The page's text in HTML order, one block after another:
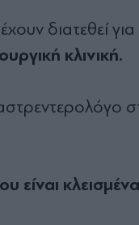
έχουν διατεθεί
κλινική.
είναι